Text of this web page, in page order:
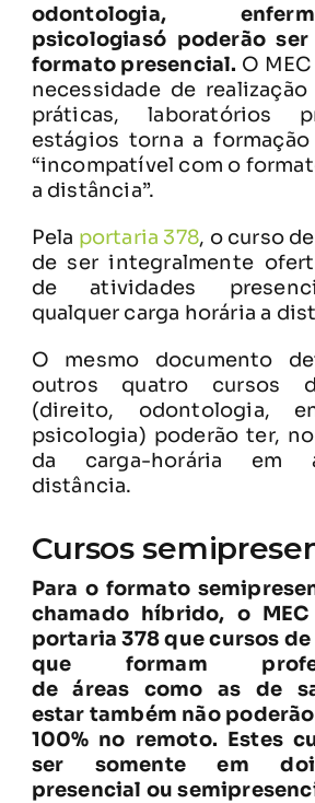
odontologia,
psicologiasó poderão
formato presencial. O
necessidade de
práticas, laboratórios
estágios torna a formação
“incompatível com o
a distância”.
Pela portaria 378, o curso
de ser integralmente
de atividades
qualquer carga horária a
O mesmo documento
outros quatro cursos
(direito, odontologia,
psicologia) poderão ter,
da carga-horária em
distância.
Cursos
Para o formato
chamado híbrido, o
portaria 378 que cursos
que formam
de áreas como as de
estar também não
100% no remoto. Estes
ser somente em
presencial ou